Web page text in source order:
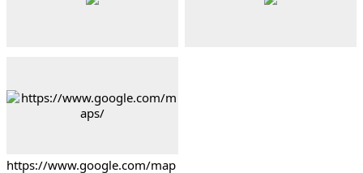
https://www.google.com/map